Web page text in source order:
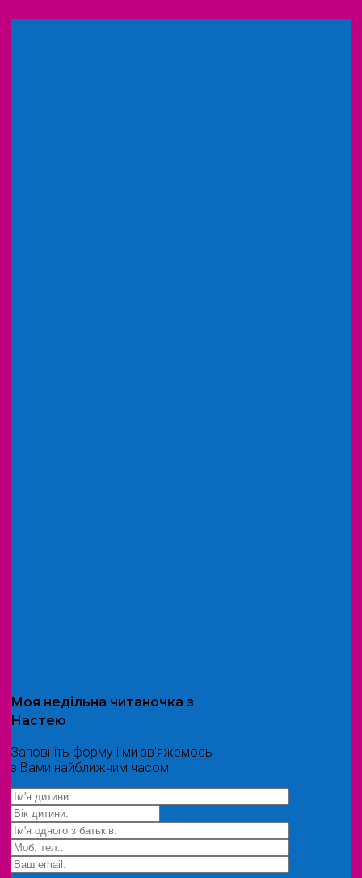
Моя недільна читаночка з
Настею
Заповніть форму і ми зв'яжемось
з Вами найближчим часом